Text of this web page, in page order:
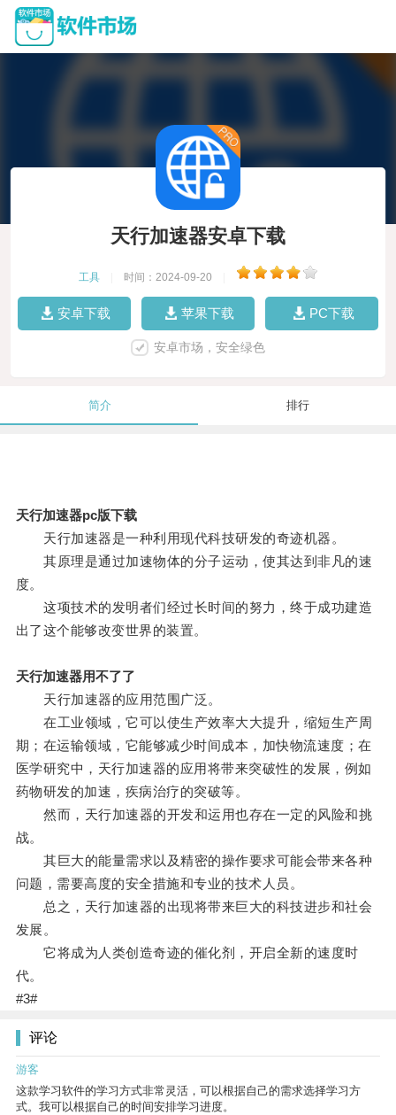
天行加速器安卓下载
工具 时间：2024-09-20
安卓下载 苹果下载 PC下载
安卓市场，安全绿色
简介 排行
天行加速器pc版下载
天行加速器是一种利用现代科技研发的奇迹机器。
其原理是通过加速物体的分子运动，使其达到非凡的速
度。
这项技术的发明者们经过长时间的努力，终于成功建造
出了这个能够改变世界的装置。
天行加速器用不了了
天行加速器的应用范围广泛。
在工业领域，它可以使生产效率大大提升，缩短生产周
期；在运输领域，它能够减少时间成本，加快物流速度；在
医学研究中，天行加速器的应用将带来突破性的发展，例如
药物研发的加速，疾病治疗的突破等。
然而，天行加速器的开发和运用也存在一定的风险和挑
战。
其巨大的能量需求以及精密的操作要求可能会带来各种
问题，需要高度的安全措施和专业的技术人员。
总之，天行加速器的出现将带来巨大的科技进步和社会
发展。
它将成为人类创造奇迹的催化剂，开启全新的速度时
代。
#3#
评论
游客
这款学习软件的学习方式非常灵活，可以根据自己的需求选择学习方
式。我可以根据自己的时间安排学习进度。